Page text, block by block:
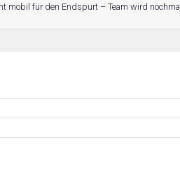
mobil für den Endspurt – Team wird nochmal